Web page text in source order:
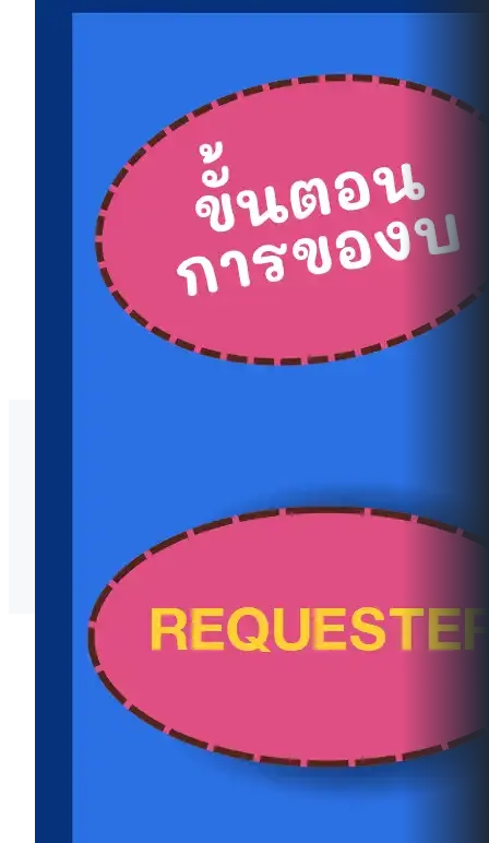
Dos & Don'ts
MUIC Seminar Tackles Pressing Issues of Data
Privacy and AI Ethics
แนวปฏิบัติการจัดการเรื่องร้องเรียนทุจริตและประพฤติ
O17 ช่องทางแจ้งเรื่องร้องเรียนทุจริตและประพฤติมิชอบ
ช่องทางแจ้งเรื่องร้องเรียนทุจริตและประพฤติมิชอบ